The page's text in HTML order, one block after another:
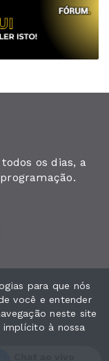
os dias, a
para que nós
você e entender
neste site
à nossa